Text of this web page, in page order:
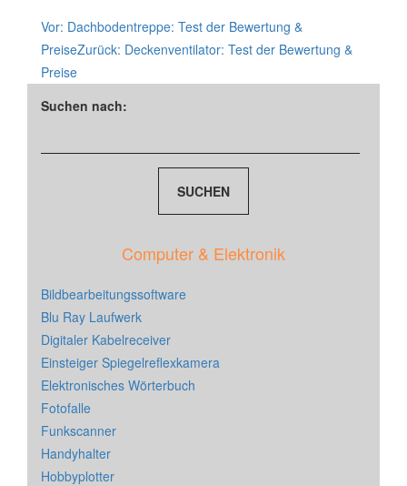
Vor: Dachbodentreppe: Test der Bewertung &
PreiseZurück: Deckenventilator: Test der Bewertung &
Preise
Suchen nach:
Computer & Elektronik
Bildbearbeitungssoftware
Blu Ray Laufwerk
Digitaler Kabelreceiver
Einsteiger Spiegelreflexkamera
Elektronisches Wörterbuch
Fotofalle
Funkscanner
Handyhalter
Hobbyplotter